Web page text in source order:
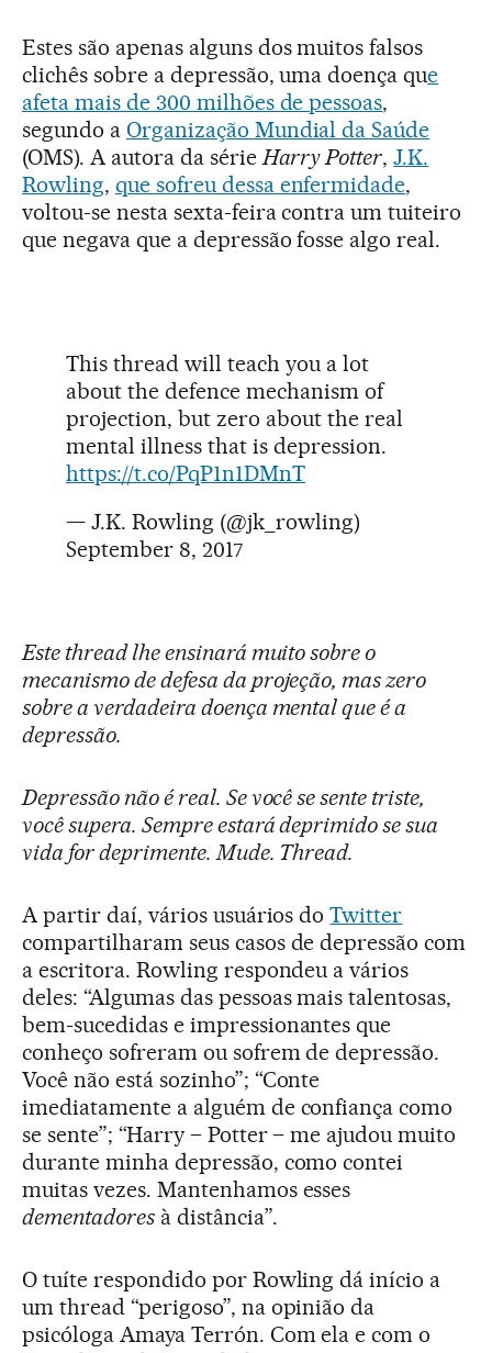
Estes são apenas alguns dos muitos falsos
clichês sobre a depressão, uma doença que
afeta mais de 300 milhões de pessoas,
segundo a Organização Mundial da Saúde
(OMS). A autora da sérieHarry Potter,J.K.
Rowling, que sofreu dessa enfermidade,
voltou-se nesta sexta-feira contra um tuiteiro
que negava que a depressão fosse algo real.
This thread will teach you a lot
about the defence mechanism of
projection, but zero about the real
mental illness that is depression.
https://t.co/PqP1n1DMnT
— J.K. Rowling (@jk_rowling)
September 8, 2017
Este thread lhe ensinará muito sobre o
mecanismo de defesa da projeção, mas zero
sobre a verdadeira doença mental que é a
depressão.
Depressão não é real. Se você se sente triste,
você supera. Sempre estará deprimido se sua
vida for deprimente. Mude. Thread.
A partir daí, vários usuários doTwitter
compartilharam seus casos de depressão com
a escritora. Rowling respondeu a vários
deles: “Algumas das pessoas mais talentosas,
bem-sucedidas e impressionantes que
conheço sofreram ou sofrem de depressão.
Você não está sozinho”; “Conte
imediatamente a alguém de confiança como
se sente”; “Harry – Potter – me ajudou muito
durante minha depressão, como contei
muitas vezes. Mantenhamos esses
dementadoresà distância”.
O tuíte respondido por Rowling dá início a
um thread “perigoso”, na opinião da
psicóloga Amaya Terrón. Com ela e com o